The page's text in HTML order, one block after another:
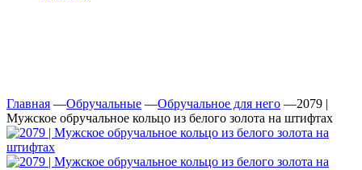
Главная —Обручальные —Обручальное для него —2079 |
Мужское обручальное кольцо из белого золота на штифтах